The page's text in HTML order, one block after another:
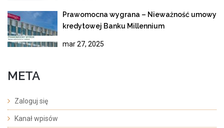
Prawomocna wygrana – Nieważność umowy
kredytowej Banku Millennium
mar 27, 2025
META
Zaloguj się
Kanał wpisów